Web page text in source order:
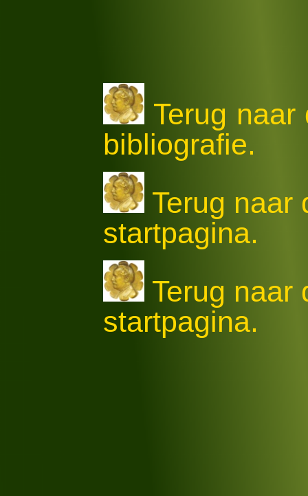
Terug
bibliografie.
Terug naar
startpagina.
Terug naar
startpagina.